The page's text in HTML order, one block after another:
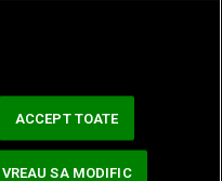
ACCEPT TOATE
VREAU SA MODIFIC